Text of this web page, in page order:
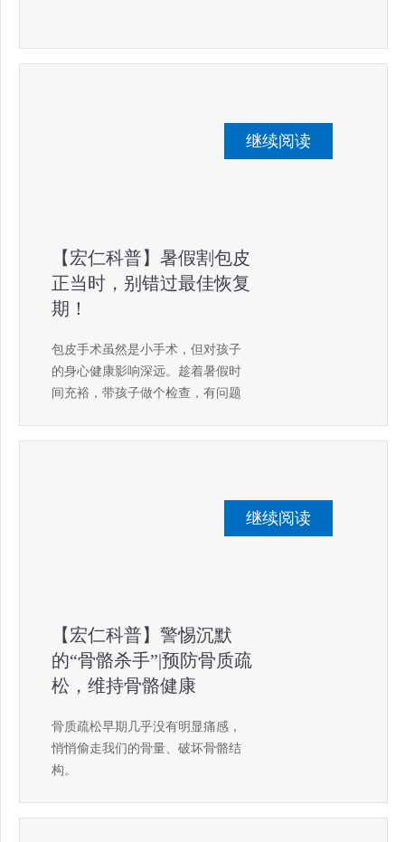
继续阅读
【宏仁科普】暑假割包皮
正当时，别错过最佳恢复
期！
包皮手术虽然是小手术，但对孩子
的身心健康影响深远。趁着暑假时
间充裕，带孩子做个检查，有问题
继续阅读
【宏仁科普】警惕沉默
的“骨骼杀手”|预防骨质疏
松，维持骨骼健康
骨质疏松早期几乎没有明显痛感，
悄悄偷走我们的骨量、破坏骨骼结
构。